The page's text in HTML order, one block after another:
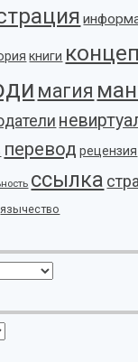
книги
магия
перевод рецензия
ссылка
язычество